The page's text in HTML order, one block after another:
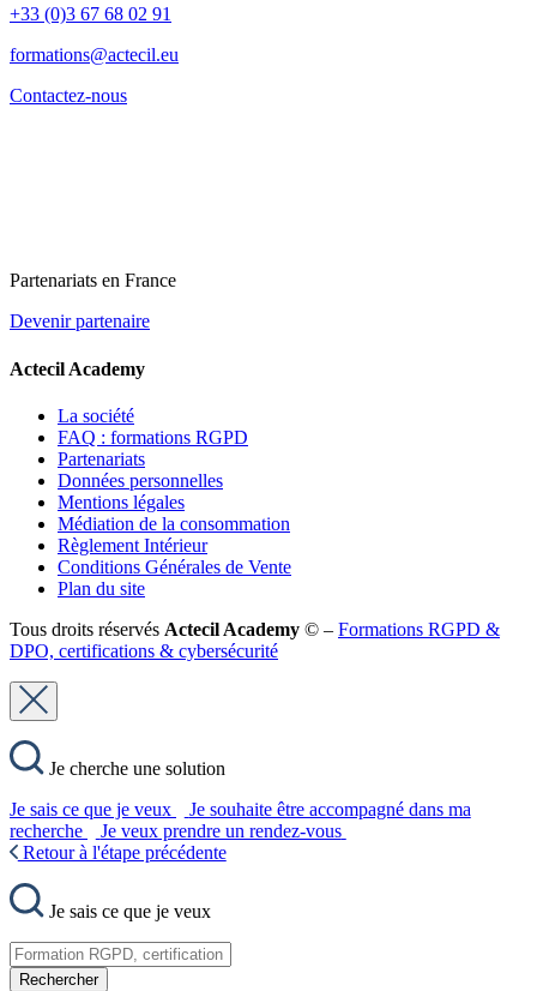
+33 (0)3 67 68 02 91
formations@actecil.eu
Contactez-nous
Partenariats en France
Devenir partenaire
Actecil Academy
La société
FAQ : formations RGPD
Partenariats
Données personnelles
Mentions légales
Médiation de la consommation
Règlement Intérieur
Conditions Générales de Vente
Plan du site
Tous droits réservés Actecil Academy © – Formations RGPD &
DPO, certifications & cybersécurité
Je cherche une solution
Je sais ce que je veux
Je souhaite être accompagné dans ma
recherche
Je veux prendre un rendez-vous
Retour à l'étape précédente
Je sais ce que je veux
Rechercher